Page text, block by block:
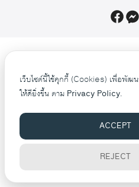
เว็บไซต์นี้ใช้คุกกี้ (Cookies) เพื่อพัฒ
ให้ดียิ่งขึ้น ตาม Privacy Policy.
ACCEPT
REJECT